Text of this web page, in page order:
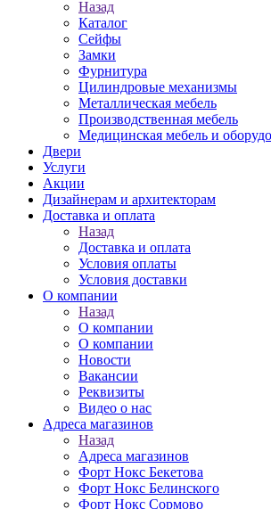
Назад
Каталог
Сейфы
Замки
Фурнитура
Цилиндровые механизмы
Металлическая мебель
Производственная мебель
Медицинская мебель и
Двери
Услуги
Акции
Дизайнерам и архитекторам
Доставка и оплата
Назад
Доставка и оплата
Условия оплаты
Условия доставки
О компании
Назад
О компании
О компании
Новости
Вакансии
Реквизиты
Видео о нас
Адреса магазинов
Назад
Адреса магазинов
Форт Нокс Бекетова
Форт Нокс Белинского
Форт Нокс Сормово